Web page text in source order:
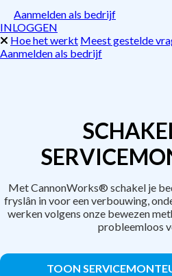
Aanmelden als bedrijf
INLOGGEN
Hoe het werkt Meest gestelde
Aanmelden als bedrijf
Met CannonWorks® schakel je
fryslân in voor een verbouwing,
werken volgens onze bewezen
probleemloos
TOON